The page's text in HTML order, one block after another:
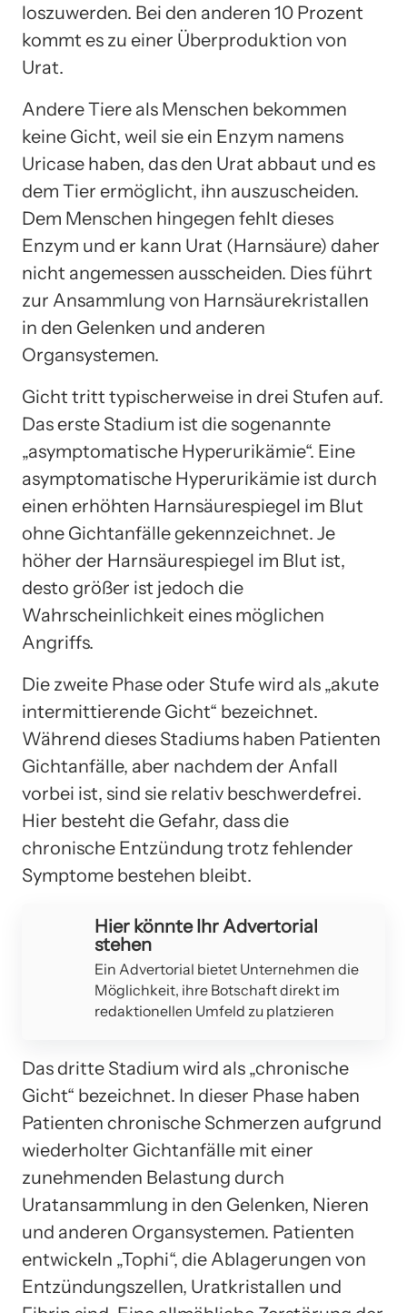
loszuwerden. Bei den anderen 10 Prozent
kommt es zu einer Überproduktion von
Urat.
Andere Tiere als Menschen bekommen
keine Gicht, weil sie ein Enzym namens
Uricase haben, das den Urat abbaut und es
dem Tier ermöglicht, ihn auszuscheiden.
Dem Menschen hingegen fehlt dieses
Enzym und er kann Urat (Harnsäure) daher
nicht angemessen ausscheiden. Dies führt
zur Ansammlung von Harnsäurekristallen
in den Gelenken und anderen
Organsystemen.
Gicht tritt typischerweise in drei Stufen auf.
Das erste Stadium ist die sogenannte
„asymptomatische Hyperurikämie“. Eine
asymptomatische Hyperurikämie ist durch
einen erhöhten Harnsäurespiegel im Blut
ohne Gichtanfälle gekennzeichnet. Je
höher der Harnsäurespiegel im Blut ist,
desto größer ist jedoch die
Wahrscheinlichkeit eines möglichen
Angriffs.
Die zweite Phase oder Stufe wird als „akute
intermittierende Gicht“ bezeichnet.
Während dieses Stadiums haben Patienten
Gichtanfälle, aber nachdem der Anfall
vorbei ist, sind sie relativ beschwerdefrei.
Hier besteht die Gefahr, dass die
chronische Entzündung trotz fehlender
Symptome bestehen bleibt.
Hier könnte Ihr Advertorial
stehen
Ein Advertorial bietet Unternehmen die
Möglichkeit, ihre Botschaft direkt im
redaktionellen Umfeld zu platzieren
Das dritte Stadium wird als „chronische
Gicht“ bezeichnet. In dieser Phase haben
Patienten chronische Schmerzen aufgrund
wiederholter Gichtanfälle mit einer
zunehmenden Belastung durch
Uratansammlung in den Gelenken, Nieren
und anderen Organsystemen. Patienten
entwickeln „Tophi“, die Ablagerungen von
Entzündungszellen, Uratkristallen und